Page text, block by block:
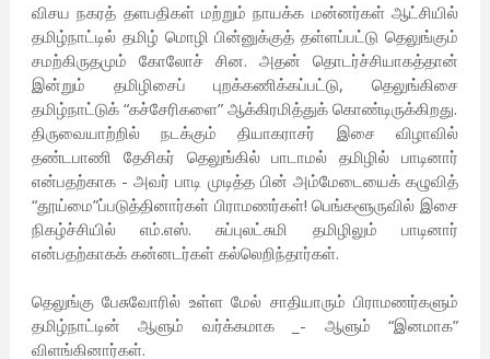
விசய நகரத் தளபதிகள் மற்றும் நாயக்க மன்னர்கள் ஆட்சியில்
தமிழ்நாட்டில் தமிழ் மொழி பின்னுக்குத் தள்ளப்பட்டு தெலுங்கும்
சமற்கிருதமும் கோலோச் சின. அதன் தொடர்ச்சியாகத்தான்
இன்றும் தமிழிசைப் புறக்கணிக்கப்பட்டு, தெலுங்கிசை
தமிழ்நாட்டுக் “கச்சேரிகளை” ஆக்கிரமித்துக் கொண்டிருக்கிறது.
திருவையாற்றில் நடக்கும் தியாகராசர் இசை விழாவில்
தண்டபாணி தேசிகர் தெலுங்கில் பாடாமல் தமிழில் பாடினார்
என்பதற்காக - அவர் பாடி முடித்த பின் அம்மேடையைக் கழுவித்
“தூய்மை”ப்படுத்தினார்கள் பிராமணர்கள்! பெங்களூருவில் இசை
நிகழ்ச்சியில் எம்.எஸ். சுப்புலட்சுமி தமிழிலும் பாடினார்
என்பதற்காகக் கன்னடர்கள் கல்லெறிந்தார்கள்.
தெலுங்கு பேசுவோரில் உள்ள மேல் சாதியாரும் பிராமணர்களும்
தமிழ்நாட்டின் ஆளும் வர்க்கமாக _- ஆளும் “இனமாக”
விளங்கினார்கள்.